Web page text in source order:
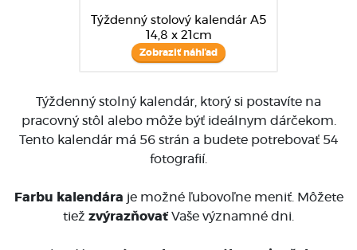
Týždenný stolový kalendár A5
14,8 x 21cm
Zobraziť náhľad
Týždenný stolný kalendár, ktorý si postavíte na
pracovný stôl alebo môže býť ideálnym dárčekom.
Tento kalendár má 56 strán a budete potrebovať 54
fotografií.
Farbu kalendára je možné ľubovoľne meniť. Môžete
tiež zvýrazňovaťVaše významné dni.